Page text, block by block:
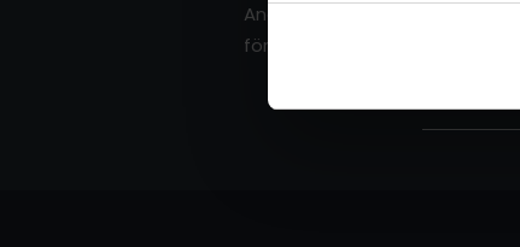
Andningen är grundläggande
fördjupad andning.